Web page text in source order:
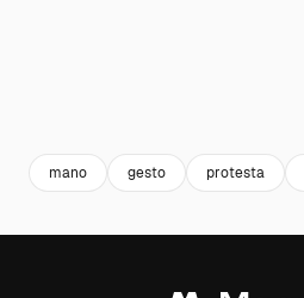
mano gesto protesta